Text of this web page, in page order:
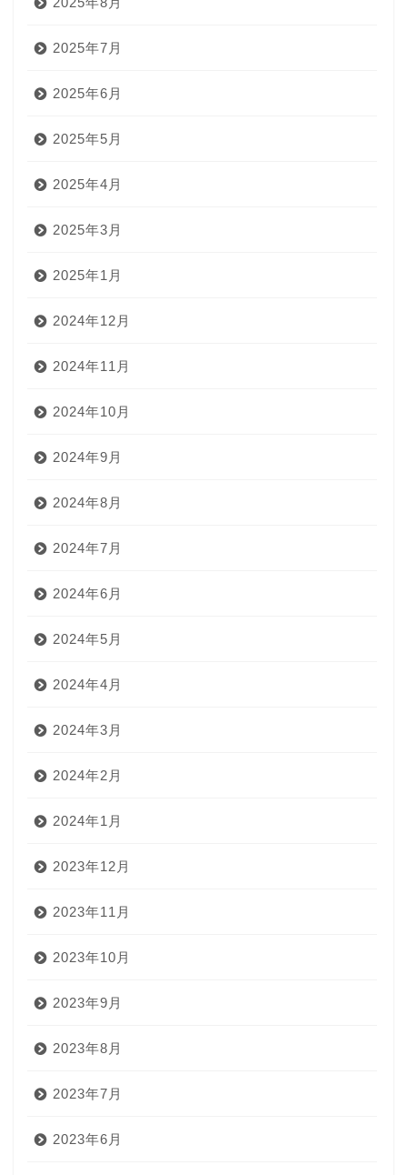
2025年7月
2025年6月
2025年5月
2025年4月
2025年3月
2025年1月
2024年12月
2024年11月
2024年10月
2024年9月
2024年8月
2024年7月
2024年6月
2024年5月
2024年4月
2024年3月
2024年2月
2024年1月
2023年12月
2023年11月
2023年10月
2023年9月
2023年8月
2023年7月
2023年6月